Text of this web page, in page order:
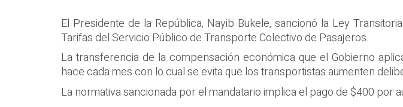
El Presidente de la República, Nayib Bukele, sancionó la Ley
Tarifas del Servicio Público de Transporte Colectivo de Pasajeros.
La transferencia de la compensación económica que el Gobierno
hace cada mes con lo cual se evita que los transportistas aumenten
La normativa sancionada por el mandatario implica el pago de $400 por